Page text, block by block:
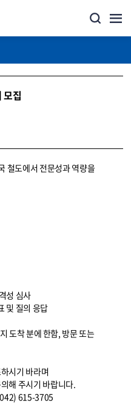
모집
철도에서 전문성과 역량을
성 심사
및 질의 응답
도착 분에 한함, 방문 또는
시기 바라며
해 주시기 바랍니다.
615-3705